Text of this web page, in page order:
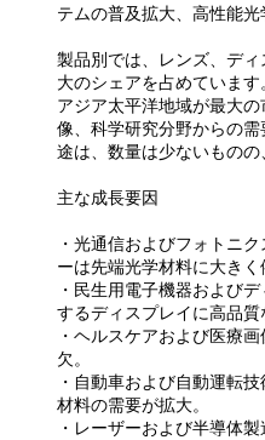
テムの普及拡大、高性能
製品別では、レンズ、デ
大のシェアを占めていま
アジア太平洋地域が最大
像、科学研究分野からの
途は、数量は少ないものの
主な成長要因
・光通信およびフォトニ
ーは先端光学材料に大きく
・民生用電子機器および
するディスプレイに高品質
・ヘルスケアおよび医療
欠。
・自動車および自動運転
材料の需要が拡大。
・レーザーおよび半導体